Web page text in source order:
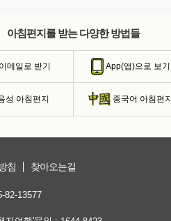
아침편지를 받는 다양한 방법들
이메일로 받기 App(앱)으로 보기
성 아침편지 중국어 아침편지
침 찾아오는길
82-13577